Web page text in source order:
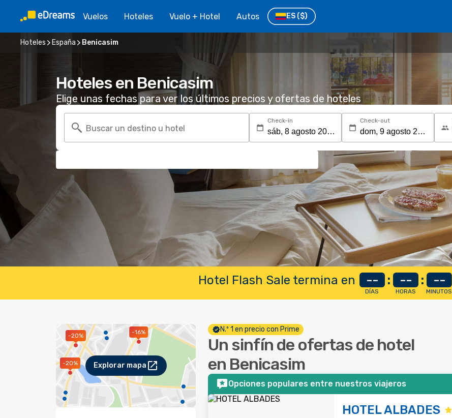
Vuelos Hoteles Vuelo + Hotel Autos ES ($)
Hoteles España Benicasim
Hoteles en Benicasim
Elige unas fechas para ver los últimos precios y ofertas de hoteles
Buscar un destino u hotel
Check-in Check-out
Hotel Flash Sale termina en --
DÍAS
: --
HORAS
: --
MINUTOS
-20%
-20%
-16%
Explorar mapa
N.º 1 en precio con Prime
Un sinfín de ofertas de hotel
en Benicasim
Opciones populares entre nuestros viajeros
HOTEL ALBADES